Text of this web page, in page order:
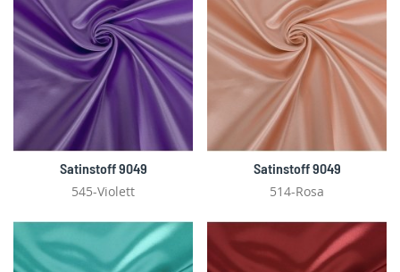
Satinstoff 9049
545-Violett
Satinstoff 9049
514-Rosa